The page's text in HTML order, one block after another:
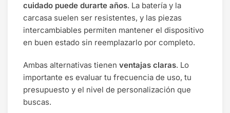
cuidado puede durarte años. La batería y la
carcasa suelen ser resistentes, y las piezas
intercambiables permiten mantener el dispositivo
en buen estado sin reemplazarlo por completo.
Ambas alternativas tienen ventajas claras. Lo
importante es evaluar tu frecuencia de uso, tu
presupuesto y el nivel de personalización que
buscas.